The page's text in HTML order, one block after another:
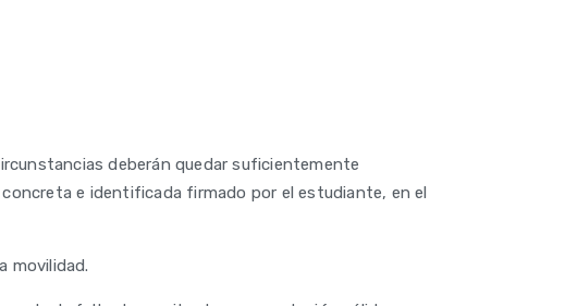
deberán quedar suficientemente
e identificada firmado por el estudiante, en el
movilidad.